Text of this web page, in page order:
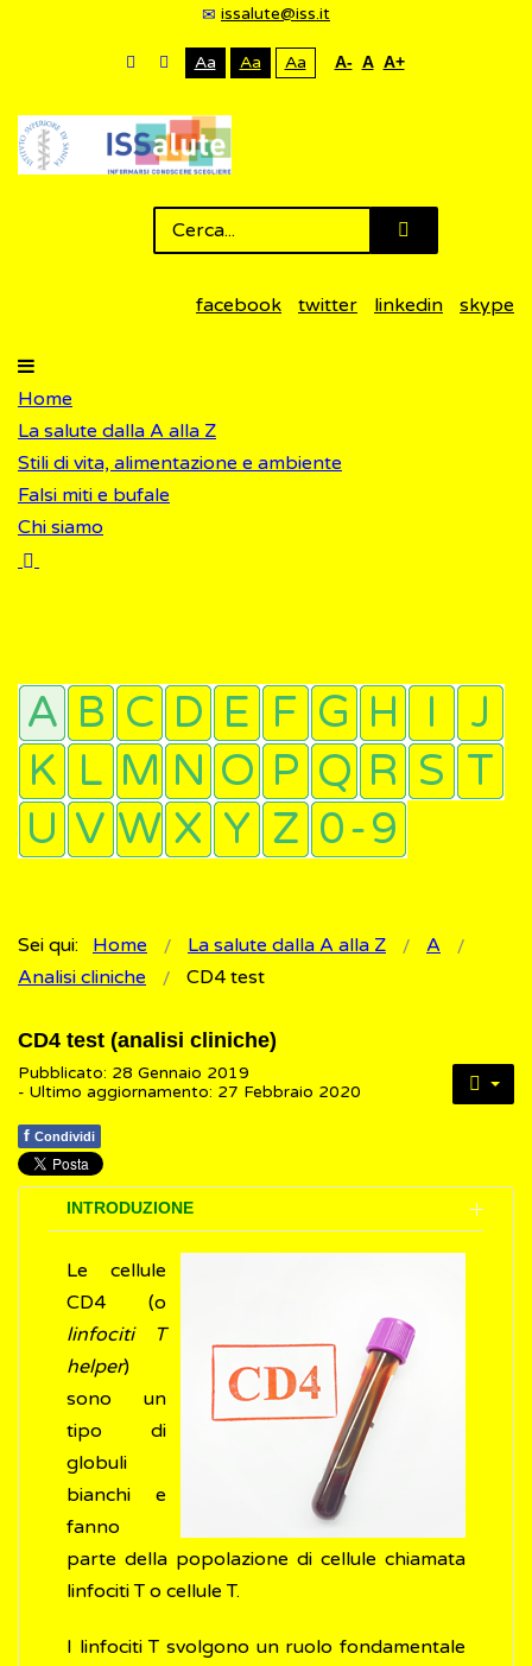
issalute@iss.it
Aa Aa Aa A- A A+
facebook twitter linkedin skype
Home
La salute dalla A alla Z
Stili di vita, alimentazione e ambiente
Falsi miti e bufale
Chi siamo
Sei qui: Home La salute dalla A alla Z
A
Analisi cliniche
CD4 test
CD4 test (analisi cliniche)
Pubblicato: 28 Gennaio 2019
- Ultimo aggiornamento: 27 Febbraio 2020
f Condividi
INTRODUZIONE
Le cellule
CD4 (o
linfociti T
helper)
sono un
tipo di
globuli
bianchi e
fanno
parte della popolazione di cellule chiamata
linfociti T o cellule T.
I linfociti T svolgono un ruolo fondamentale